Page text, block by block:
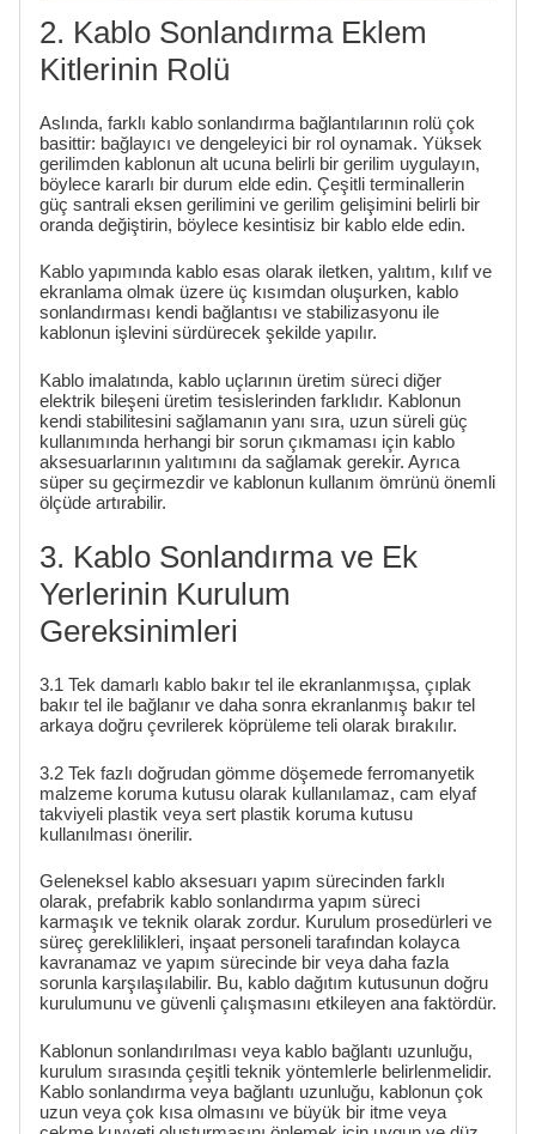
2. Kablo Sonlandırma Eklem
Kitlerinin Rolü
Aslında, farklı kablo sonlandırma bağlantılarının rolü çok
basittir: bağlayıcı ve dengeleyici bir rol oynamak. Yüksek
gerilimden kablonun alt ucuna belirli bir gerilim uygulayın,
böylece kararlı bir durum elde edin. Çeşitli terminallerin
güç santrali eksen gerilimini ve gerilim gelişimini belirli bir
oranda değiştirin, böylece kesintisiz bir kablo elde edin.
Kablo yapımında kablo esas olarak iletken, yalıtım, kılıf ve
ekranlama olmak üzere üç kısımdan oluşurken, kablo
sonlandırması kendi bağlantısı ve stabilizasyonu ile
kablonun işlevini sürdürecek şekilde yapılır.
Kablo imalatında, kablo uçlarının üretim süreci diğer
elektrik bileşeni üretim tesislerinden farklıdır. Kablonun
kendi stabilitesini sağlamanın yanı sıra, uzun süreli güç
kullanımında herhangi bir sorun çıkmaması için kablo
aksesuarlarının yalıtımını da sağlamak gerekir. Ayrıca
süper su geçirmezdir ve kablonun kullanım ömrünü önemli
ölçüde artırabilir.
3. Kablo Sonlandırma ve Ek
Yerlerinin Kurulum
Gereksinimleri
3.1 Tek damarlı kablo bakır tel ile ekranlanmışsa, çıplak
bakır tel ile bağlanır ve daha sonra ekranlanmış bakır tel
arkaya doğru çevrilerek köprüleme teli olarak bırakılır.
3.2 Tek fazlı doğrudan gömme döşemede ferromanyetik
malzeme koruma kutusu olarak kullanılamaz, cam elyaf
takviyeli plastik veya sert plastik koruma kutusu
kullanılması önerilir.
Geleneksel kablo aksesuarı yapım sürecinden farklı
olarak, prefabrik kablo sonlandırma yapım süreci
karmaşık ve teknik olarak zordur. Kurulum prosedürleri ve
süreç gereklilikleri, inşaat personeli tarafından kolayca
kavranamaz ve yapım sürecinde bir veya daha fazla
sorunla karşılaşılabilir. Bu, kablo dağıtım kutusunun doğru
kurulumunu ve güvenli çalışmasını etkileyen ana faktördür.
Kablonun sonlandırılması veya kablo bağlantı uzunluğu,
kurulum sırasında çeşitli teknik yöntemlerle belirlenmelidir.
Kablo sonlandırma veya bağlantı uzunluğu, kablonun çok
uzun veya çok kısa olmasını ve büyük bir itme veya